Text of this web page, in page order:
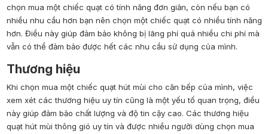
chọn mua một chiếc quạt có tính năng đơn giản, còn nếu bạn có
nhiều nhu cầu hơn bạn nên chọn một chiếc quạt có nhiều tính năng
hơn. Điều này giúp đảm bảo không bị lãng phí quá nhiều chi phí mà
vẫn có thể đảm bảo được hết các nhu cầu sử dụng của mình.
Thương hiệu
Khi chọn mua một chiếc quạt hút mùi cho căn bếp của mình, việc
xem xét các thương hiệu uy tín cũng là một yếu tố quan trọng, điều
này giúp đảm bảo chất lượng và độ tin cậy cao. Các thương hiệu
quạt hút mùi thông gió uy tín và được nhiều người dùng chọn mua